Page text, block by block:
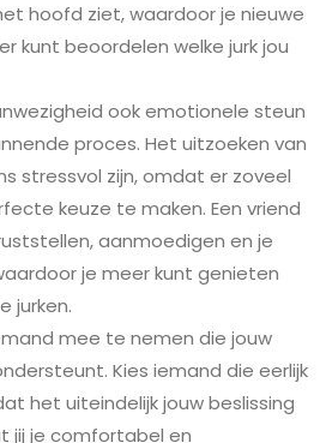
hoofd ziet, waardoor je nieuwe
kunt beoordelen welke jurk jou
ook emotionele steun
proces. Het uitzoeken van
stressvol zijn, omdat er zoveel
keuze te maken. Een vriend
aanmoedigen en je
je meer kunt genieten
jurken.
mee te nemen die jouw
Kies iemand die eerlijk
het uiteindelijk jouw beslissing
jij je comfortabel en